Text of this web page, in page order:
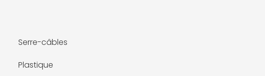
Serre-câbles
Plastique